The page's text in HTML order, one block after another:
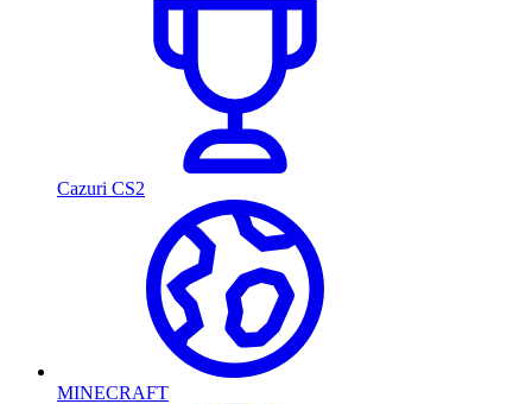
Cazuri CS2
MINECRAFT